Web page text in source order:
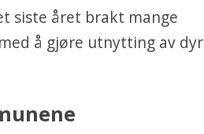
siste året brakt mange
å gjøre utnytting av dyr